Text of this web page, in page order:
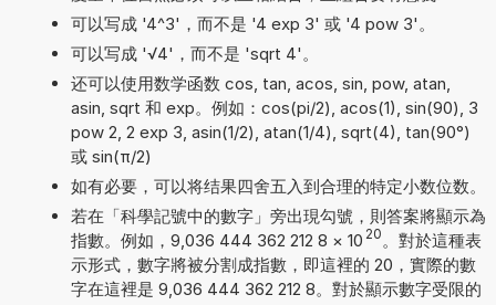
可以写成 '4^3'，而不是 '4 exp 3' 或 '4 pow 3'。
可以写成 '√4'，而不是 'sqrt 4'。
还可以使用数学函数 cos, tan, acos, sin, pow, atan,
asin, sqrt 和 exp。例如：cos(pi/2), acos(1), sin(90), 3
pow 2, 2 exp 3, asin(1/2), atan(1/4), sqrt(4), tan(90°)
或 sin(π/2)
如有必要，可以将结果四舍五入到合理的特定小数位数。
若在「科學記號中的數字」旁出現勾號，則答案將顯示為
指數。例如，9,036 444 362 212 8 × 10 20 。對於這種表
示形式，數字將被分割成指數，即這裡的 20，實際的數
字在這裡是 9,036 444 362 212 8。對於顯示數字受限的